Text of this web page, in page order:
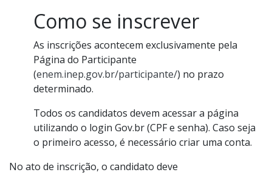
Como se inscrever
As inscrições acontecem exclusivamente pela
Página do Participante
(enem.inep.gov.br/participante/) no prazo
determinado.
Todos os candidatos devem acessar a página
utilizando o login Gov.br (CPF e senha). Caso seja
o primeiro acesso, é necessário criar uma conta.
No ato de inscrição, o candidato deve